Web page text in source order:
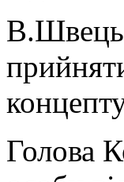
В.Швець
Голова